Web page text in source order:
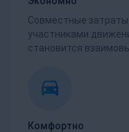
Совместные
участниками
становится
Комфортно